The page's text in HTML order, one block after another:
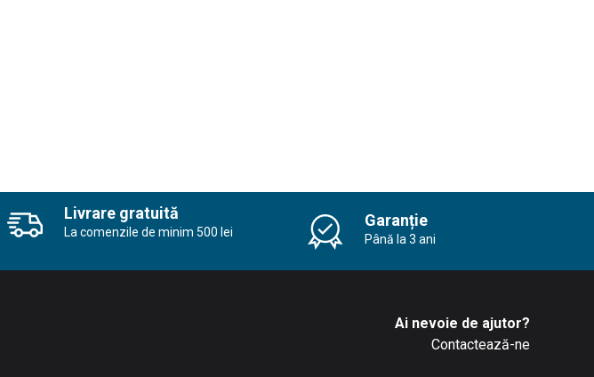
Livrare gratuită
La comenzile de minim 500 lei
Garanție
Până la 3 ani
Ai nevoie de ajutor?
Contactează-ne